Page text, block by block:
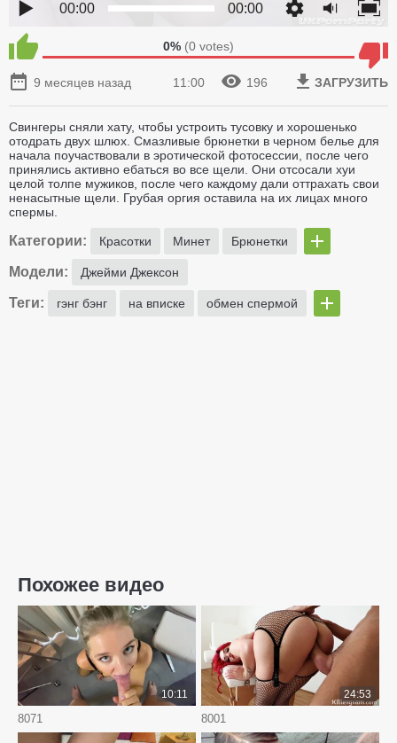
00:00 00:00
0% (0 votes)
9 месяцев назад 11:00 196 ЗАГРУЗИТЬ
Свингеры сняли хату, чтобы устроить тусовку и хорошенько
отодрать двух шлюх. Смазливые брюнетки в черном белье для
начала поучаствовали в эротической фотосессии, после чего
принялись активно ебаться во все щели. Они отсосали хуи
целой толпе мужиков, после чего каждому дали оттрахать свои
ненасытные щели. Грубая оргия оставила на их лицах много
спермы.
Категории: Красотки Минет Брюнетки
Модели: Джейми Джексон
Теги: гэнг бэнг на вписке обмен спермой
Похожее видео
8071
10:11
8001
24:53